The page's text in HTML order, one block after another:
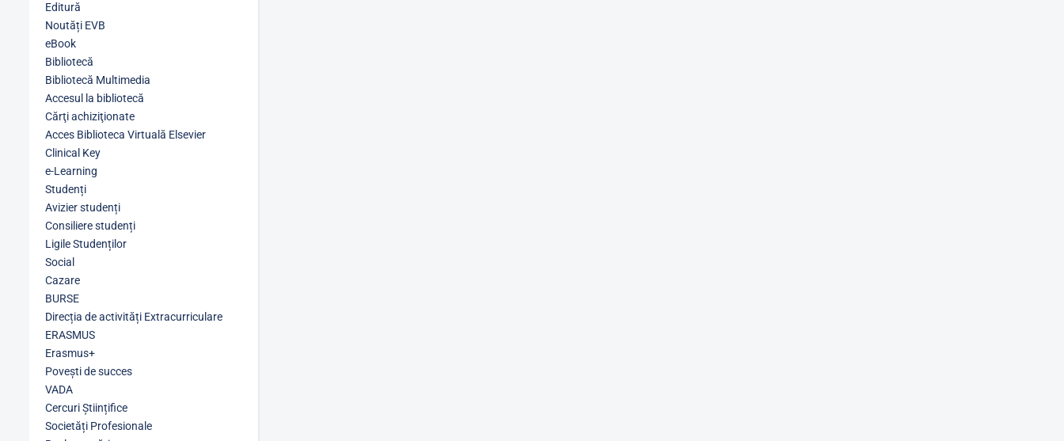
Editură
Noutăți EVB
eBook
Bibliotecă
Bibliotecă Multimedia
Accesul la bibliotecă
Cărţi achiziţionate
Acces Biblioteca Virtuală Elsevier
Clinical Key
e-Learning
Studenți
Avizier studenți
Consiliere studenți
Ligile Studenților
Social
Cazare
BURSE
Direcția de activități Extracurriculare
ERASMUS
Erasmus+
Povești de succes
VADA
Cercuri Științifice
Societăți Profesionale